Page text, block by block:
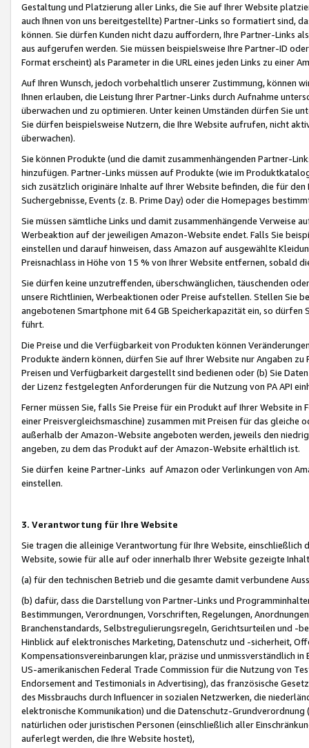
Gestaltung und Platzierung aller Links, die Sie auf Ihrer Website
auch Ihnen von uns bereitgestellte) Partner-Links so formatiert sind,
können. Sie dürfen Kunden nicht dazu auffordern, Ihre Partner-Links
aus aufgerufen werden. Sie müssen beispielsweise Ihre Partner-ID
Format erscheint) als Parameter in die URL eines jeden Links zu einer
Auf Ihren Wunsch, jedoch vorbehaltlich unserer Zustimmung, können
Ihnen erlauben, die Leistung Ihrer Partner-Links durch Aufnahme
überwachen und zu optimieren. Unter keinen Umständen dürfen Sie
Sie dürfen beispielsweise Nutzern, die Ihre Website aufrufen, nicht
überwachen).
Sie können Produkte (und die damit zusammenhängenden Partner-
hinzufügen. Partner-Links müssen auf Produkte (wie im
sich zusätzlich originäre Inhalte auf Ihrer Website befinden, die für
Suchergebnisse, Events (z. B. Prime Day) oder die Homepages
Sie müssen sämtliche Links und damit zusammenhängende
Werbeaktion auf der jeweiligen Amazon-Website endet. Falls Sie
einstellen und darauf hinweisen, dass Amazon auf ausgewählte
Preisnachlass in Höhe von 15 % von Ihrer Website entfernen, sobald
Sie dürfen keine unzutreffenden, überschwänglichen, täuschenden
unsere Richtlinien, Werbeaktionen oder Preise aufstellen. Stellen Sie
angebotenen Smartphone mit 64 GB Speicherkapazität ein, so dürfen
führt.
Die Preise und die Verfügbarkeit von Produkten können
Produkte ändern können, dürfen Sie auf Ihrer Website nur Angaben
Preisen und Verfügbarkeit dargestellt sind bedienen oder (b) Sie
der Lizenz festgelegten Anforderungen für die Nutzung von PA API
Ferner müssen Sie, falls Sie Preise für ein Produkt auf Ihrer Website
einer Preisvergleichsmaschine) zusammen mit Preisen für das
außerhalb der Amazon-Website angeboten werden, jeweils den
angeben, zu dem das Produkt auf der Amazon-Website erhältlich ist.
Sie dürfen keine Partner-Links auf Amazon oder Verlinkungen von
einstellen.
3. Verantwortung für Ihre Website
Sie tragen die alleinige Verantwortung für Ihre Website,
Website, sowie für alle auf oder innerhalb Ihrer Website gezeigte
(a) für den technischen Betrieb und die gesamte damit verbundene
(b) dafür, dass die Darstellung von Partner-Links und
Bestimmungen, Verordnungen, Vorschriften, Regelungen,
Branchenstandards, Selbstregulierungsregeln, Gerichtsurteilen und -
Hinblick auf elektronisches Marketing, Datenschutz und -sicherheit,
Kompensationsvereinbarungen klar, präzise und unmissverständlich
US-amerikanischen Federal Trade Commission für die Nutzung von
Endorsement and Testimonials in Advertising), das französische
des Missbrauchs durch Influencer in sozialen Netzwerken, die
elektronische Kommunikation) und die Datenschutz-
natürlichen oder juristischen Personen (einschließlich aller
auferlegt werden, die Ihre Website hostet),